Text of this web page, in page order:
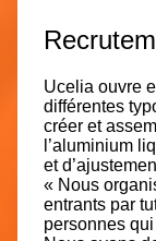
Ucelia ouvre
différentes
créer et
l’aluminium
et
« Nous
entrants par
personnes